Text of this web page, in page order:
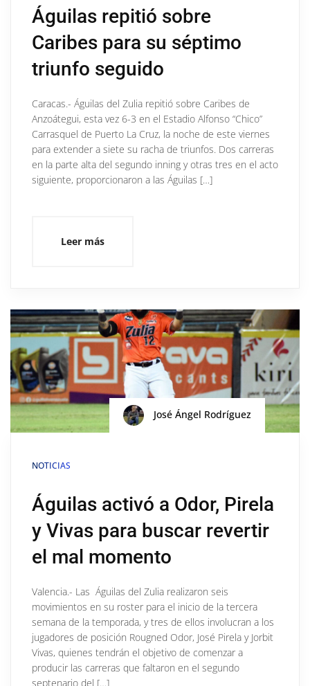
Águilas repitió sobre
Caribes para su séptimo
triunfo seguido
Caracas.- Águilas del Zulia repitió sobre Caribes de
Anzoátegui, esta vez 6-3 en el Estadio Alfonso “Chico”
Carrasquel de Puerto La Cruz, la noche de este viernes
para extender a siete su racha de triunfos. Dos carreras
en la parte alta del segundo inning y otras tres en el acto
siguiente, proporcionaron a las Águilas […]
Leer más
José Ángel Rodríguez
NOTICIAS
Águilas activó a Odor, Pirela
y Vivas para buscar revertir
el mal momento
Valencia.- Las Águilas del Zulia realizaron seis
movimientos en su roster para el inicio de la tercera
semana de la temporada, y tres de ellos involucran a los
jugadores de posición Rougned Odor, José Pirela y Jorbit
Vivas, quienes tendrán el objetivo de comenzar a
producir las carreras que faltaron en el segundo
septenario del […]